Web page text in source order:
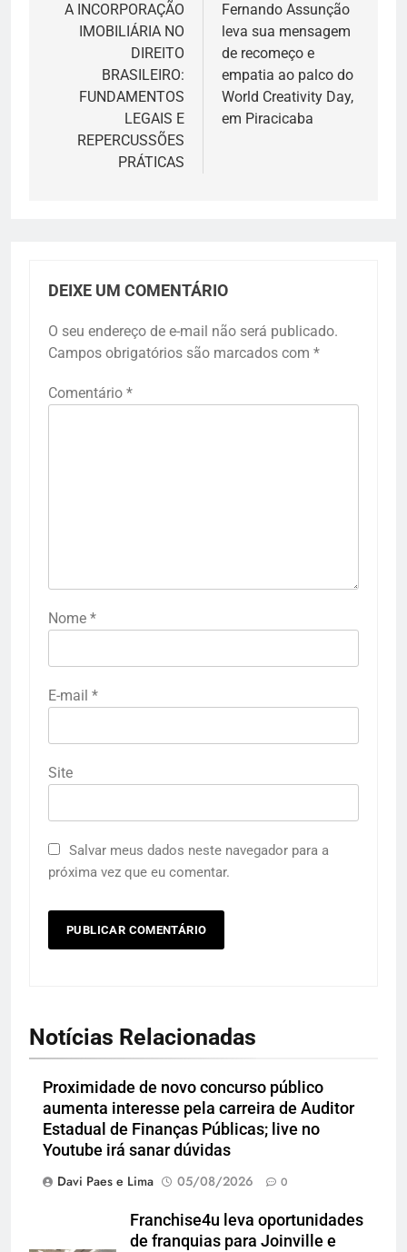
deA INCORPORAÇÃO
IMOBILIÁRIA NO
DIREITO
BRASILEIRO:
FUNDAMENTOS
LEGAIS E
REPERCUSSÕES
PRÁTICAS
Fernando Assunção
leva sua mensagem
de recomeço e
empatia ao palco do
World Creativity Day,
em Piracicaba
DEIXE UM COMENTÁRIO
O seu endereço de e-mail não será publicado.
Campos obrigatórios são marcados com *
Comentário *
Nome *
E-mail *
Site
Salvar meus dados neste navegador para a
próxima vez que eu comentar.
Notícias Relacionadas
Proximidade de novo concurso público
aumenta interesse pela carreira de Auditor
Estadual de Finanças Públicas; live no
Youtube irá sanar dúvidas
Davi Paes e Lima
05/08/2026 0
Franchise4u leva oportunidades
de franquias para Joinville e